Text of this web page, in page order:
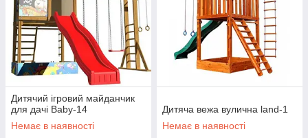
Дитячий ігровий майданчик
для дачі Baby-14
Немає в наявності
Дитяча вежа вулична land-1
Немає в наявності